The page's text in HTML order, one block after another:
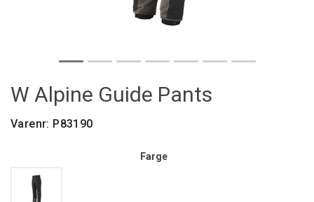
W Alpine Guide Pants
Varenr: P83190
Farge